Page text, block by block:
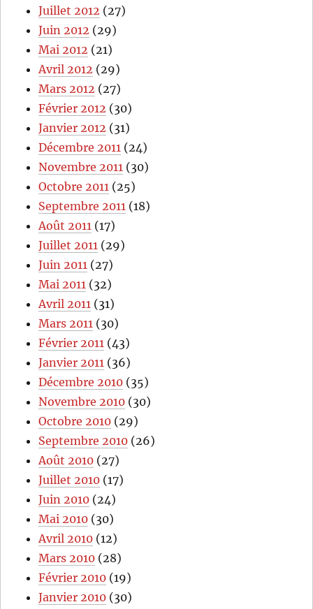
Juillet 2012 (27)
Juin 2012 (29)
Mai 2012 (21)
Avril 2012 (29)
Mars 2012 (27)
Février 2012 (30)
Janvier 2012 (31)
Décembre 2011 (24)
Novembre 2011 (30)
Octobre 2011 (25)
Septembre 2011 (18)
Août 2011 (17)
Juillet 2011 (29)
Juin 2011 (27)
Mai 2011 (32)
Avril 2011 (31)
Mars 2011 (30)
Février 2011 (43)
Janvier 2011 (36)
Décembre 2010 (35)
Novembre 2010 (30)
Octobre 2010 (29)
Septembre 2010 (26)
Août 2010 (27)
Juillet 2010 (17)
Juin 2010 (24)
Mai 2010 (30)
Avril 2010 (12)
Mars 2010 (28)
Février 2010 (19)
Janvier 2010 (30)